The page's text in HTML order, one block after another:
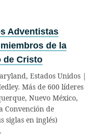
Adventistas
de la
de Cristo
Estados Unidos |
Más de 600 líderes
Nuevo México,
Convención de
siglas en inglés)